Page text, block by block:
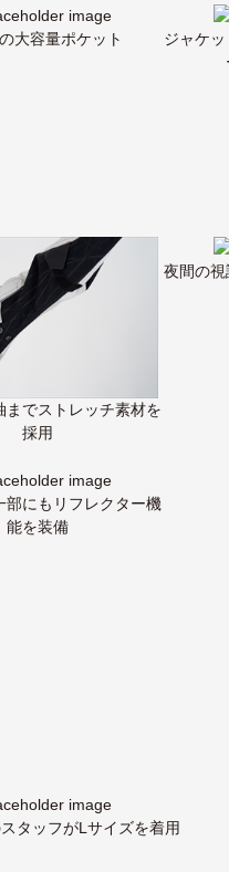
大容量ポケット
ジャケ
までストレッチ素材を
採用
夜間の
部にもリフレクター機
能を装備
タッフがLサイズを着用